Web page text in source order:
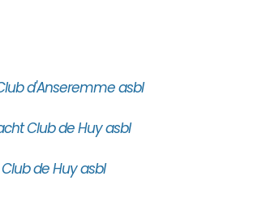
d'Anseremme asbl
Club de Huy asbl
de Huy asbl